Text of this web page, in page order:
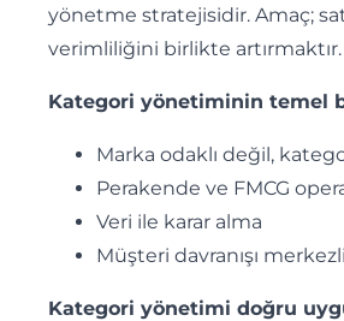
yönetme stratejisidir. Amaç;
verimliliğini birlikte artırmaktır.
Kategori yönetiminin temel
Marka odaklı değil,
Perakende ve FMCG
Veri ile karar alma
Müşteri davranışı
Kategori yönetimi doğru